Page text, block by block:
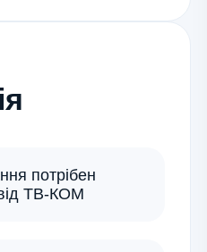
потрібен
від ТВ-КОМ